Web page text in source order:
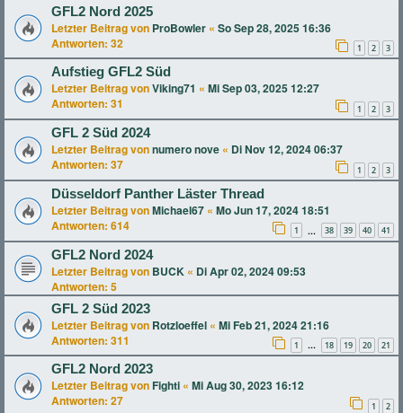
GFL2 Nord 2025
Letzter Beitrag von ProBowler « So Sep 28, 2025 16:36
Antworten: 32 1 2 3
Aufstieg GFL2 Süd
Letzter Beitrag vonViking71 « Mi Sep 03, 2025 12:27
Antworten: 31 1 2 3
GFL 2 Süd 2024
Letzter Beitrag vonnumero nove « Di Nov 12, 2024 06:37
Antworten: 37 1 2 3
Düsseldorf Panther Läster Thread
Letzter Beitrag vonMichael67 « Mo Jun 17, 2024 18:51
Antworten: 614 1 … 38 39 40 41
GFL2 Nord 2024
Letzter Beitrag von BUCK « Di Apr 02, 2024 09:53
Antworten: 5
GFL 2 Süd 2023
Letzter Beitrag von Rotzloeffel « Mi Feb 21, 2024 21:16
Antworten: 311 1 … 18 19 20 21
GFL2 Nord 2023
Letzter Beitrag von Fighti « Mi Aug 30, 2023 16:12
Antworten: 27 1 2